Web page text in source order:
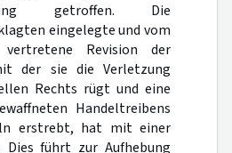
getroffen. Die
eingelegte und vom
vertretene Revision der
der sie die Verletzung
Rechts rügt und eine
Handeltreibens
erstrebt, hat mit einer
Dies führt zur Aufhebung